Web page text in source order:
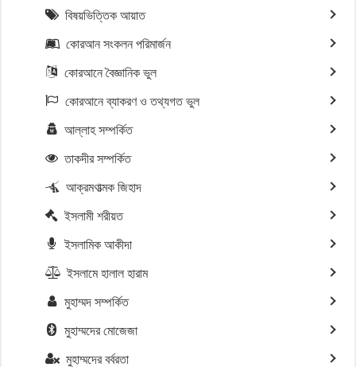
বিষয়ভিত্তিক আয়াত
কোরআন সংকলন পরিমার্জন
কোরআনে বৈজ্ঞানিক ভুল
কোরআনে ব্যাকরণ ও তথ্যগত ভুল
আল্লাহ সম্পর্কিত
তাকদীর সম্পর্কিত
আক্রমণাত্মক জিহাদ
ইসলামী শরীয়ত
ইসলামিক আকীদা
ইসলামে হালাল হারাম
মুহাম্মদ সম্পর্কিত
মুহাম্মদের মোজেজা
মুহাম্মদের বর্বরতা